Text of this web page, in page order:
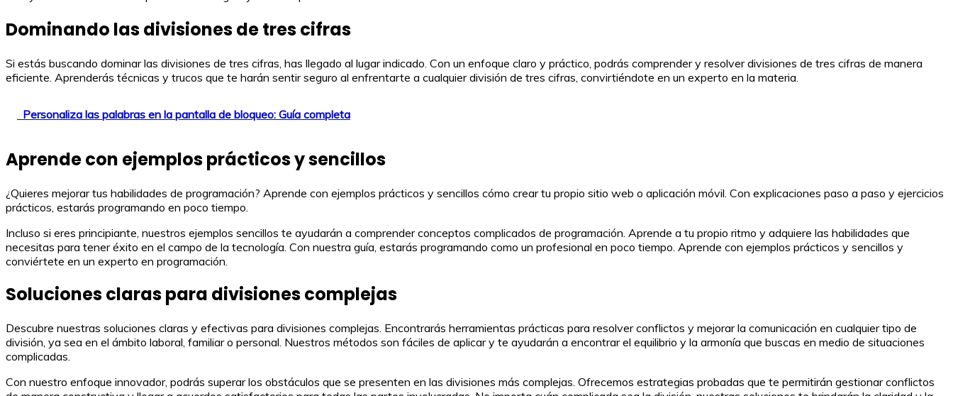
Dominando las divisiones de tres cifras
Si estás buscando dominar las divisiones de tres cifras, has llegado al lugar indicado. Con un enfoque claro y práctico, podrás comprender y resolver divisiones de tres cifras de manera
eficiente. Aprenderás técnicas y trucos que te harán sentir seguro al enfrentarte a cualquier división de tres cifras, convirtiéndote en un experto en la materia.
Personaliza las palabras en la pantalla de bloqueo: Guía completa
Aprende con ejemplos prácticos y sencillos
¿Quieres mejorar tus habilidades de programación? Aprende con ejemplos prácticos y sencillos cómo crear tu propio sitio web o aplicación móvil. Con explicaciones paso a paso y ejercicios
prácticos, estarás programando en poco tiempo.
Incluso si eres principiante, nuestros ejemplos sencillos te ayudarán a comprender conceptos complicados de programación. Aprende a tu propio ritmo y adquiere las habilidades que
necesitas para tener éxito en el campo de la tecnología. Con nuestra guía, estarás programando como un profesional en poco tiempo. Aprende con ejemplos prácticos y sencillos y
conviértete en un experto en programación.
Soluciones claras para divisiones complejas
Descubre nuestras soluciones claras y efectivas para divisiones complejas. Encontrarás herramientas prácticas para resolver conflictos y mejorar la comunicación en cualquier tipo de
división, ya sea en el ámbito laboral, familiar o personal. Nuestros métodos son fáciles de aplicar y te ayudarán a encontrar el equilibrio y la armonía que buscas en medio de situaciones
complicadas.
Con nuestro enfoque innovador, podrás superar los obstáculos que se presenten en las divisiones más complejas. Ofrecemos estrategias probadas que te permitirán gestionar conflictos